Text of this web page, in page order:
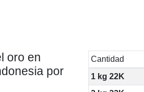
oro en
por
Cantidad
1 kg 22K